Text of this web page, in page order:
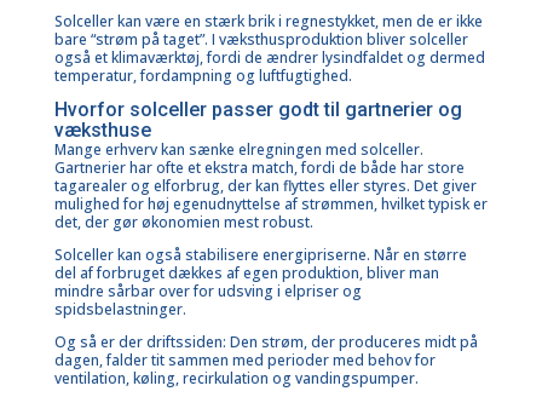
Solceller kan være en stærk brik i regnestykket, men de er ikke
bare “strøm på taget”. I væksthusproduktion bliver solceller
også et klimaværktøj, fordi de ændrer lysindfaldet og dermed
temperatur, fordampning og luftfugtighed.
Hvorfor solceller passer godt til gartnerier og
væksthuse
Mange erhverv kan sænke elregningen med solceller.
Gartnerier har ofte et ekstra match, fordi de både har store
tagarealer og elforbrug, der kan flyttes eller styres. Det giver
mulighed for høj egenudnyttelse af strømmen, hvilket typisk er
det, der gør økonomien mest robust.
Solceller kan også stabilisere energipriserne. Når en større
del af forbruget dækkes af egen produktion, bliver man
mindre sårbar over for udsving i elpriser og
spidsbelastninger.
Og så er der driftssiden: Den strøm, der produceres midt på
dagen, falder tit sammen med perioder med behov for
ventilation, køling, recirkulation og vandingspumper.